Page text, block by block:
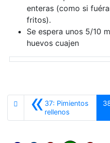
enteras (como si
fritos).
Se espera unos 5/10
huevos cuajen
«37: Pimientos
rellenos